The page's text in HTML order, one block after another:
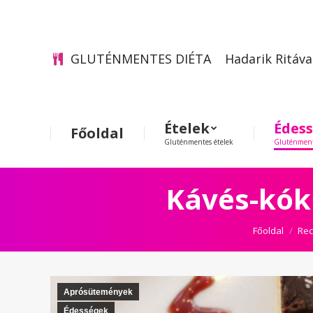
GLUTÉNMENTES DIÉTA Hadarik
Főoldal Ételek
Gluténmentes ételek
Kávés-
Itt vagy
Főoldal
Aprósütemények
Édességek